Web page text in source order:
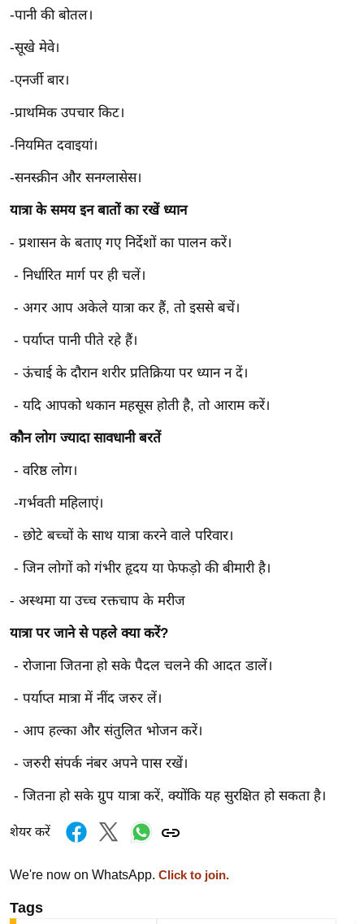
/
फै
श
न
लू
स्खे
प
र्य
न
फि
ट
स
मं
रि
ले
न
शि
रा
ज
ति
वि
ष
ण
स
म
सा
यि
मा
-पानी की बोतल।
-सूखे मेवे।
-एनर्जी बार।
-प्राथमिक उपचार किट।
-नियमित दवाइयां।
-सनस्क्रीन और सनग्लासेस।
यात्रा के समय इन बातों का रखें ध्यान
- प्रशासन के बताए गए निर्देशों का पालन करें।
- निर्धारित मार्ग पर ही चलें।
- अगर आप अकेले यात्रा कर हैं, तो इससे बचें।
- पर्याप्त पानी पीते रहे हैं।
- ऊंचाई के दौरान शरीर प्रतिक्रिया पर ध्यान न दें।
- यदि आपको थकान महसूस होती है, तो आराम करें।
कौन लोग ज्यादा सावधानी बरतें
- वरिष्ठ लोग।
-गर्भवती महिलाएं।
- छोटे बच्चों के साथ यात्रा करने वाले परिवार।
- जिन लोगों को गंभीर हृदय या फेफड़ो की बीमारी है।
- अस्थमा या उच्च रक्तचाप के मरीज
यात्रा पर जाने से पहले क्या करें?
- रोजाना जितना हो सके पैदल चलने की आदत डालें।
- पर्याप्त मात्रा में नींद जरुर लें।
- आप हल्का और संतुलित भोजन करें।
- जरुरी संपर्क नंबर अपने पास रखें।
- जितना हो सके ग्रुप यात्रा करें, क्योंकि यह सुरक्षित हो सकता है।
शेयर करें
We're now on WhatsApp. Click to join.
Tags